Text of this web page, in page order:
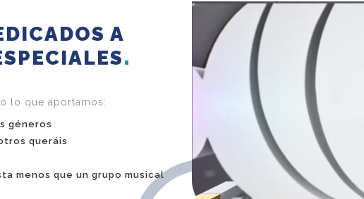
A
lo que aportamos:
géneros
queráis
menos que un grupo musical